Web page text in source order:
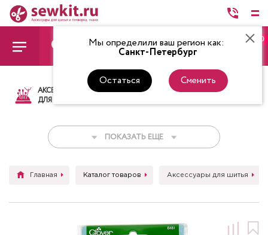
Мы определили ваш регион как:
Санкт-Петербург
Остаться Сменить
0
АКСЕССУАРЫ
ДЛЯ ШИТЬЯ
ТКАНИ НИТКИ
ПОКАЗАТЬ ЕЩЕ
Главная Каталог товаров Аксессуары для шитья